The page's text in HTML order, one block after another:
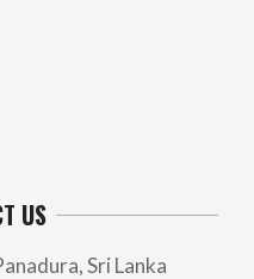
US
Sri Lanka